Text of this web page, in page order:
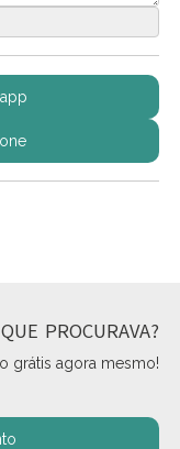
PROCURAVA?
grátis agora mesmo!